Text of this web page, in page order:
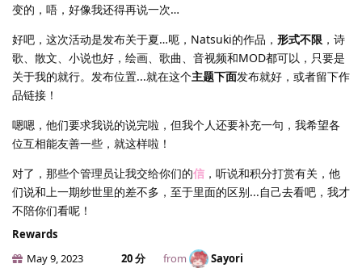
变的，唔，好像我还得再说一次…
好吧，这次活动是发布关于夏…呃，Natsuki的作品， 形式不限 ，诗
歌、散文、小说也好，绘画、歌曲、音视频和MOD都可以，只要是
关于我的就行。发布位置...就在这个主题下面发布就好，或者留下作
品链接！
嗯嗯，他们要求我说的说完啦，但我个人还要补充一句，我希望各
位互相能友善一些，就这样啦！
对了，那些个管理员让我交给你们的信 ，听说和积分打赏有关，他
们说和上一期纱世里的差不多，至于里面的区别...自己去看吧，我才
不陪你们看呢！
Rewards
May 9, 2023
20 分 from
Sayori